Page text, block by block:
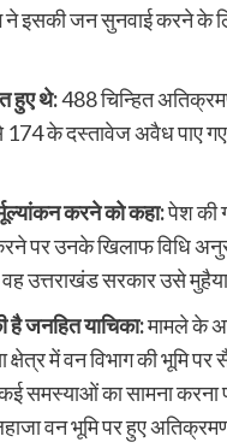
इसकी जन सुनवाई करने के
हुए थे:488 चिन्हित
के दस्तावेज अवैध पाए
करने को कहा:पेश की
पर उनके खिलाफ विधि
वह उत्तराखंड सरकार उसे
है जनहित याचिका:मामले के
में वन विभाग की भूमि
समस्याओं का सामना करना
वन भूमि पर हुए